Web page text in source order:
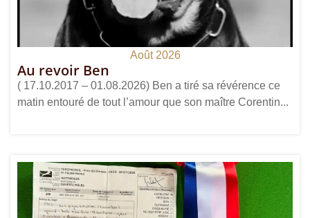
Août 2026
Au revoir Ben
( 17.10.2017 – 01.08.2026) Ben a tiré sa révérence ce
matin entouré de tout l’amour que son maître Corentin...